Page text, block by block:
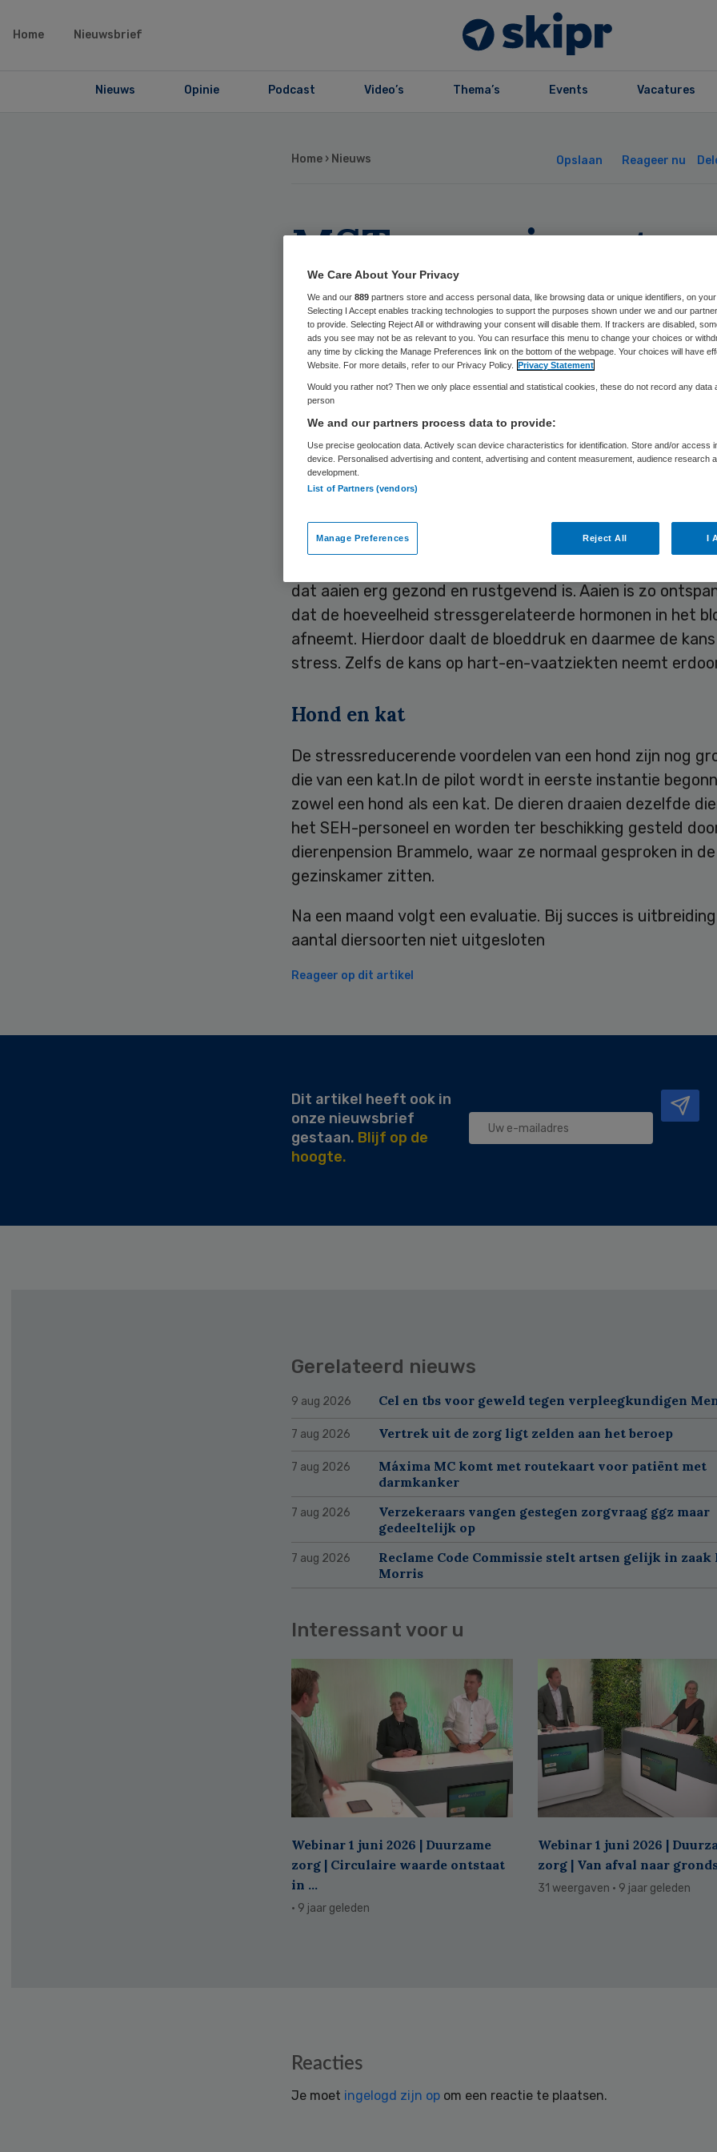
Home Nieuwsbrief
Nieuws Opinie Podcast Video’s Thema’s Events Vacatures
Home › Nieuws Opslaan Reageer nu
MST
met huisdieren in
wachtkamer
Medisch Spectrum Twente gaat vanaf komend weekend
de eerstehulp.
dat aaien erg gezond en rustgevend is. Aaien is zo
dat de hoeveelheid stressgerelateerde hormonen in het
afneemt. Hierdoor daalt de bloeddruk en daarmee de
stress. Zelfs de kans op hart-en-vaatziekten neemt
Hond en kat
De stressreducerende voordelen van een hond zijn nog
die van een kat.In de pilot wordt in eerste instantie
zowel een hond als een kat. De dieren draaien dezelfde
het SEH-personeel en worden ter beschikking gesteld
dierenpension Brammelo, waar ze normaal gesproken in de
gezinskamer zitten.
Na een maand volgt een evaluatie. Bij succes is
aantal diersoorten niet uitgesloten
Reageer op dit artikel
Dit artikel heeft ook in
onze nieuwsbrief
gestaan. Blijf op de
hoogte.
Gerelateerd nieuws
9 aug 2026 Cel en tbs voor geweld tegen verpleegkundigen
7 aug 2026 Vertrek uit de zorg ligt zelden aan het beroep
7 aug 2026
Máxima MC komt met routekaart voor patiënt met
darmkanker
7 aug 2026
Verzekeraars vangen gestegen zorgvraag ggz maar
gedeeltelijk op
7 aug 2026
Reclame Code Commissie stelt artsen gelijk in
Morris
Interessant voor u
Webinar 1 juni 2026 | Duurzame
zorg | Circulaire waarde ontstaat
in ...
· 9 jaar geleden
Webinar 1 juni 2026 |
zorg | Van afval naar
31 weergaven · 9 jaar geleden
Reacties
Je moet ingelogd zijn op om een reactie te plaatsen.
We Care About Your Privacy
We and our 889 partners store and access personal data, like browsing data or unique identifiers, on your
Selecting I Accept enables tracking technologies to support the purposes shown under we and our
to provide. Selecting Reject All or withdrawing your consent will disable them. If trackers are disabled,
ads you see may not be as relevant to you. You can resurface this menu to change your choices or
any time by clicking the Manage Preferences link on the bottom of the webpage. Your choices will have
Website. For more details, refer to our Privacy Policy. Privacy Statement
Would you rather not? Then we only place essential and statistical cookies, these do not record any data
person
We and our partners process data to provide:
Use precise geolocation data. Actively scan device characteristics for identification. Store and/or access
device. Personalised advertising and content, advertising and content measurement, audience research
development.
List of Partners (vendors)
Manage Preferences Reject All I